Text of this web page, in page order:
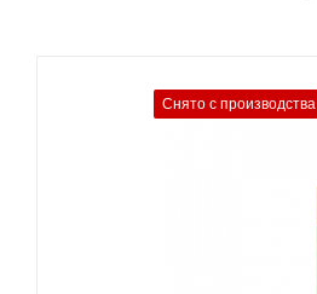
Снято с производства